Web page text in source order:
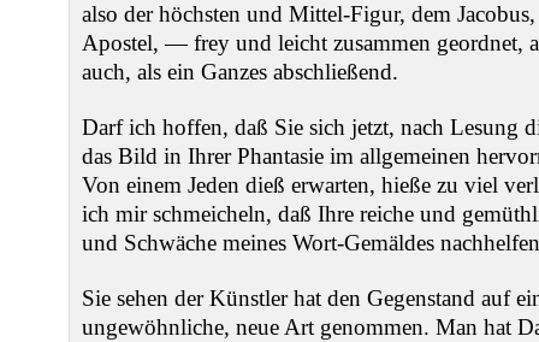
also der höchsten und Mittel-Figur, dem
Apostel, — frey und leicht zusammen geordnet,
auch, als ein Ganzes abschließend.
Darf ich hoffen, daß Sie sich jetzt, nach Lesung
das Bild in Ihrer Phantasie im allgemeinen
Von einem Jeden dieß erwarten, hieße zu viel
ich mir schmeicheln, daß Ihre reiche und
und Schwäche meines Wort-Gemäldes
Sie sehen der Künstler hat den Gegenstand auf
ungewöhnliche, neue Art genommen. Man hat